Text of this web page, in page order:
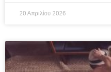
20 Απριλίου 2026